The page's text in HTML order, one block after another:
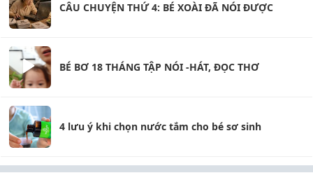
CÂU CHUYỆN THỨ 4: BÉ XOÀI ĐÃ NÓI ĐƯỢC
BÉ BƠ 18 THÁNG TẬP NÓI -HÁT, ĐỌC THƠ
4 lưu ý khi chọn nước tắm cho bé sơ sinh